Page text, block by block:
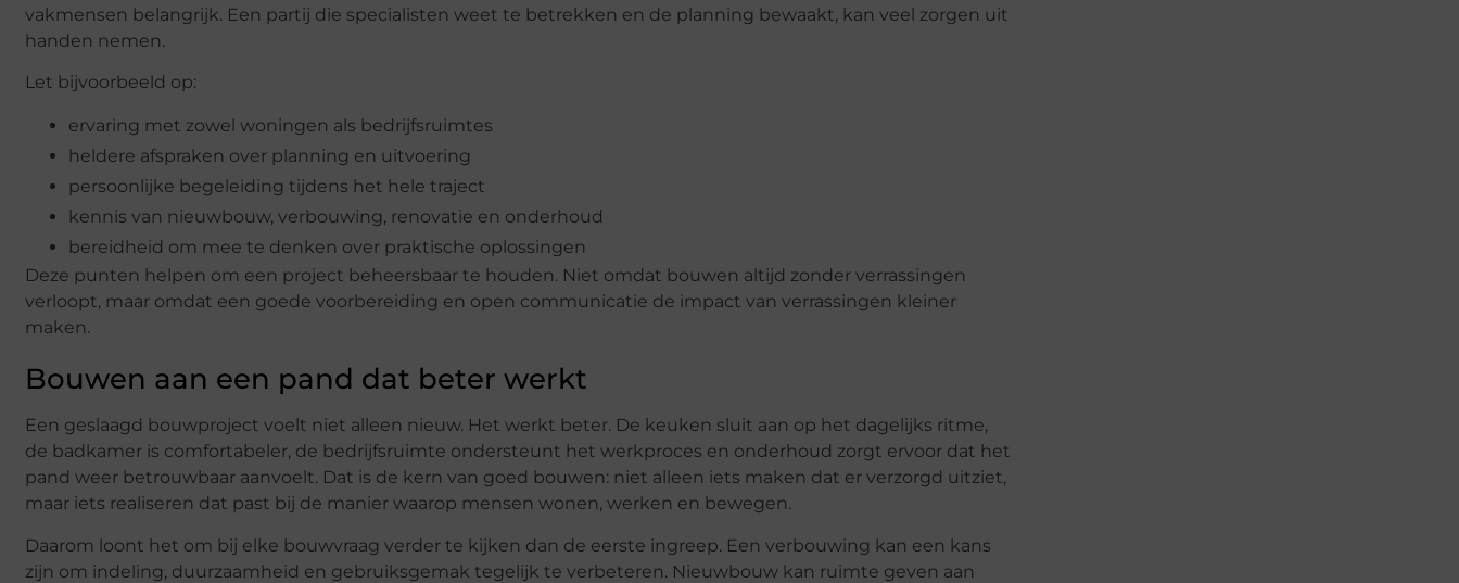
vakmensen belangrijk. Een partij die specialisten weet te betrekken en de planning bewaakt, kan veel zorgen uit
handen nemen.
Let bijvoorbeeld op:
ervaring met zowel woningen als bedrijfsruimtes
heldere afspraken over planning en uitvoering
persoonlijke begeleiding tijdens het hele traject
kennis van nieuwbouw, verbouwing, renovatie en onderhoud
bereidheid om mee te denken over praktische oplossingen
Deze punten helpen om een project beheersbaar te houden. Niet omdat bouwen altijd zonder verrassingen
verloopt, maar omdat een goede voorbereiding en open communicatie de impact van verrassingen kleiner
maken.
Bouwen aan een pand dat beter werkt
Een geslaagd bouwproject voelt niet alleen nieuw. Het werkt beter. De keuken sluit aan op het dagelijks ritme,
de badkamer is comfortabeler, de bedrijfsruimte ondersteunt het werkproces en onderhoud zorgt ervoor dat het
pand weer betrouwbaar aanvoelt. Dat is de kern van goed bouwen: niet alleen iets maken dat er verzorgd uitziet,
maar iets realiseren dat past bij de manier waarop mensen wonen, werken en bewegen.
Daarom loont het om bij elke bouwvraag verder te kijken dan de eerste ingreep. Een verbouwing kan een kans
zijn om indeling, duurzaamheid en gebruiksgemak tegelijk te verbeteren. Nieuwbouw kan ruimte geven aan